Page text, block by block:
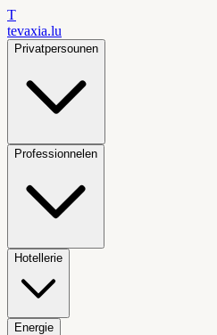
T
tevaxia.lu
Privatpersounen
Professionnelen
Hotellerie
Energie